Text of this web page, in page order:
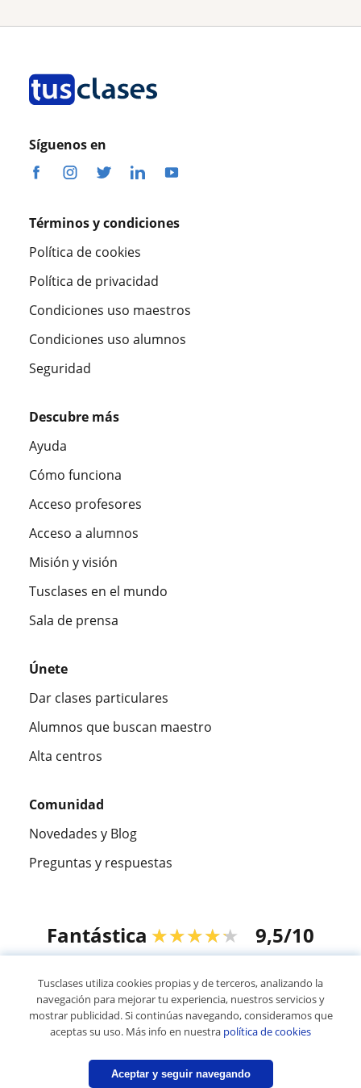
Síguenos en
Términos y condiciones
Política de cookies
Política de privacidad
Condiciones uso maestros
Condiciones uso alumnos
Seguridad
Descubre más
Ayuda
Cómo funciona
Acceso profesores
Acceso a alumnos
Misión y visión
Tusclases en el mundo
Sala de prensa
Únete
Dar clases particulares
Alumnos que buscan maestro
Alta centros
Comunidad
Novedades y Blog
Preguntas y respuestas
Fantástica ★★★★★ 9,5/10
© 2007 - 2026 Tusclases.mx
Mapa web:Profesores particulares
Tusclases utiliza cookies propias y de terceros, analizando la
navegación para mejorar tu experiencia, nuestros servicios y
mostrar publicidad. Si continúas navegando, consideramos que
aceptas su uso. Más info en nuestra política de cookies
Aceptar y seguir navegando